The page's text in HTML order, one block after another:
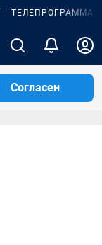
ТЕЛЕПРОГРАММА
Согласен